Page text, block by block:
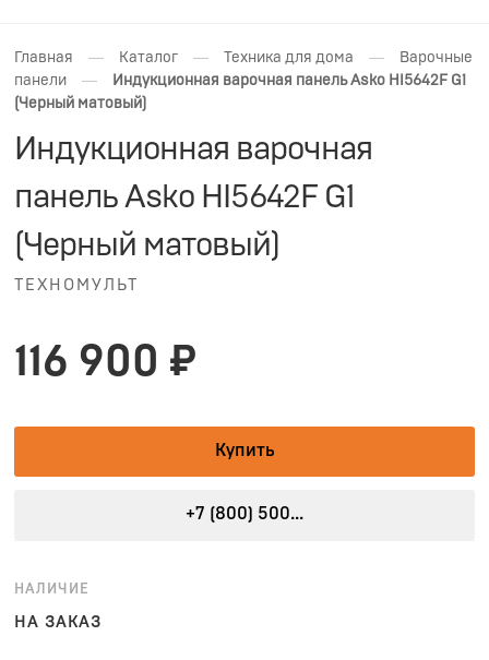
Главная — Каталог — Техника для дома —
Варочные
панели
—
Индукционная варочная панель Asko HI5642F G1
(Черный матовый)
Индукционная варочная
панель Asko HI5642F G1
(Черный матовый)
ТЕХНОМУЛЬТ
116 900 ₽
Купить
+7 (800) 500...
НАЛИЧИЕ
НА ЗАКАЗ